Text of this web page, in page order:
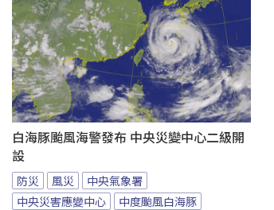
白海豚颱風海警發布 中央災變中心二級開
設
防災 風災
中央氣象署
中央災害應變中心
中度颱風白海豚